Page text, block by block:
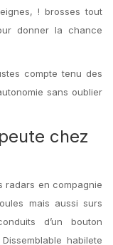
! brosses tout
donner la chance
compte tenu des
sans oublier
chez
radars en compagnie
mais aussi surs
d’un bouton
habilete